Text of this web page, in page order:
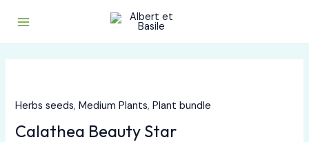
Herbs seeds,Medium Plants,Plant bundle
Calathea Beauty Star
Star